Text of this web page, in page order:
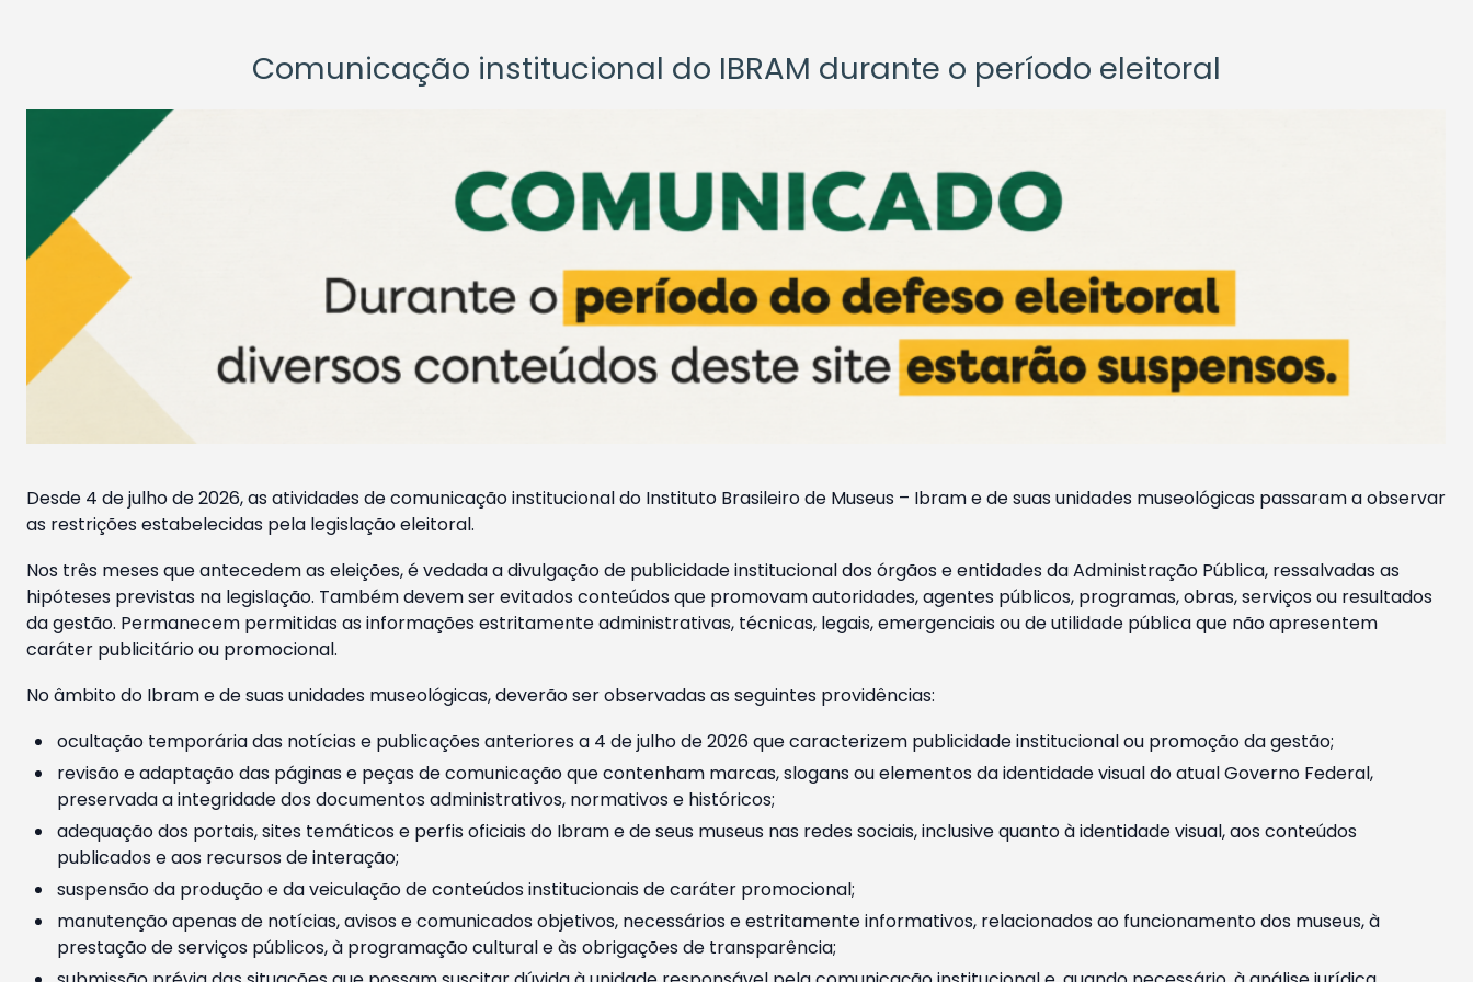
Comunicação institucional do IBRAM durante o período eleitoral
Desde 4 de julho de 2026, as atividades de comunicação institucional do Instituto Brasileiro de Museus – Ibram e de suas unidades museológicas passaram a observar
as restrições estabelecidas pela legislação eleitoral.
Nos três meses que antecedem as eleições, é vedada a divulgação de publicidade institucional dos órgãos e entidades da Administração Pública, ressalvadas as
hipóteses previstas na legislação. Também devem ser evitados conteúdos que promovam autoridades, agentes públicos, programas, obras, serviços ou resultados
da gestão. Permanecem permitidas as informações estritamente administrativas, técnicas, legais, emergenciais ou de utilidade pública que não apresentem
caráter publicitário ou promocional.
No âmbito do Ibram e de suas unidades museológicas, deverão ser observadas as seguintes providências:
ocultação temporária das notícias e publicações anteriores a 4 de julho de 2026 que caracterizem publicidade institucional ou promoção da gestão;
revisão e adaptação das páginas e peças de comunicação que contenham marcas, slogans ou elementos da identidade visual do atual Governo Federal,
preservada a integridade dos documentos administrativos, normativos e históricos;
adequação dos portais, sites temáticos e perfis oficiais do Ibram e de seus museus nas redes sociais, inclusive quanto à identidade visual, aos conteúdos
publicados e aos recursos de interação;
suspensão da produção e da veiculação de conteúdos institucionais de caráter promocional;
manutenção apenas de notícias, avisos e comunicados objetivos, necessários e estritamente informativos, relacionados ao funcionamento dos museus, à
prestação de serviços públicos, à programação cultural e às obrigações de transparência;